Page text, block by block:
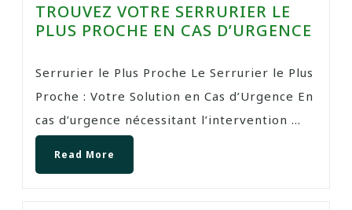
TROUVEZ VOTRE SERRURIER LE
PLUS PROCHE EN CAS D’URGENCE
Serrurier le Plus Proche Le Serrurier le Plus
Proche : Votre Solution en Cas d’Urgence En
cas d’urgence nécessitant l’intervention ...
Read More